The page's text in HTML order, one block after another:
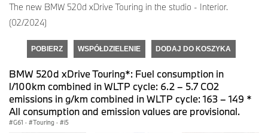
The new BMW 520d xDrive Touring in the studio - Interior.
(02/2024)
POBIERZ WSPÓŁDZIELENIE DODAJ DO KOSZYKA
BMW 520d xDrive Touring*: Fuel consumption in
l/100km combined in WLTP cycle: 6.2 – 5.7 CO2
emissions in g/km combined in WLTP cycle: 163 – 149 *
All consumption and emission values are provisional.
G61 · Touring · i5